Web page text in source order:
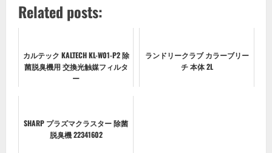
Related posts:
カルテック KALTECH KL-W01-P2 除
菌脱臭機用 交換光触媒フィルタ
ー
ランドリークラブ カラーブリー
チ 本体 2L
SHARP プラズマクラスター 除菌
脱臭機 22341602